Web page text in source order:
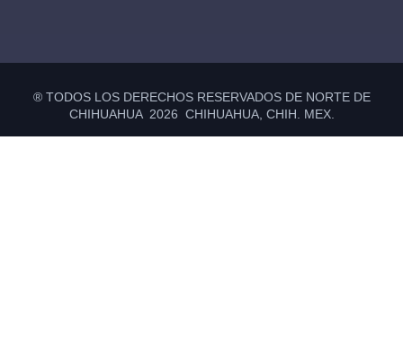
® TODOS LOS DERECHOS RESERVADOS DE NORTE DE
CHIHUAHUA 2026 CHIHUAHUA, CHIH. MEX.